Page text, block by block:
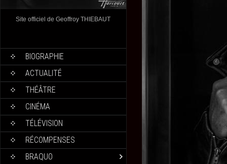
Site officiel de Geoffroy THIEBAUT
BIOGRAPHIE
ACTUALITÉ
THÉÂTRE
CINÉMA
TÉLÉVISION
RÉCOMPENSES
BRAQUO